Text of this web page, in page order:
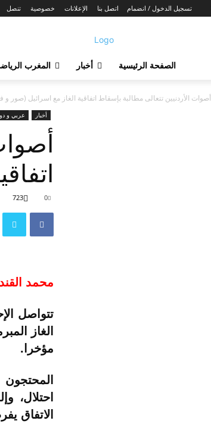
تسجيل الدخول / انضمام تنصل خصوصية الإعلانات اتصل بنا
الصفحة الرئيسية أخبار المغرب
أصوات الأردنيين تتعالى مطالبة بإسقاط اتفاقية الغاز مع اسرائيل (صور و
أخبار عربي و
0
723
محمد
تتواصل
مؤخرا.
احتلال،
الاتفاق